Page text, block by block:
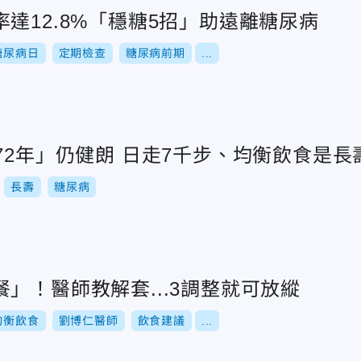
達12.8%「穩糖5招」助遠離糖尿病
病日 定期檢查 糖尿病前期
92歲廚師「工作72年」仍健朗 日走7千步、均衡飲
長壽 糖尿病
」！醫師教解套...3調整就可放縱
衡飲食 劉博仁醫師 飲食建議